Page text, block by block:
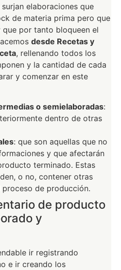
elaboraciones que
de materia prima pero que
por tanto bloqueen el
desde Recetas y
, rellenando todos los
y la cantidad de cada
y comenzar en este
o semielaboradas:
dentro de otras
: que son aquellas que no
y que afectarán
terminado. Estas
o no, contener otras
de producción.
de producto
y
ir registrando
e ir creando los